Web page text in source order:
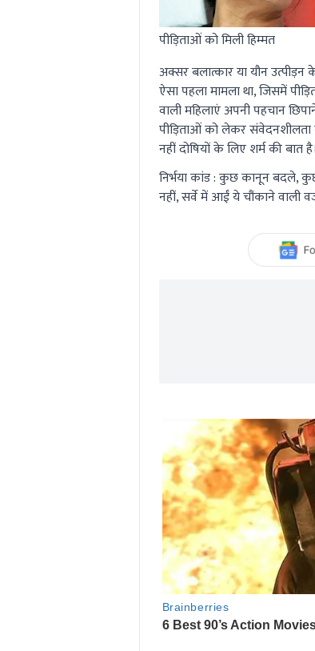
पीड़िताओं को मिली हिम्मत
अक्सर बलात्कार या यौन
ऐसा पहला मामला था, जिसमें
वाली महिलाएं अपनी पहचान
पीड़िताओं को लेकर संवेदनशीलता
नहीं दोषियों के लिए शर्म की बात है।
निर्भया कांड : कुछ कानून बदले,
नहीं, सर्वे में आईं ये चौंकाने वाली